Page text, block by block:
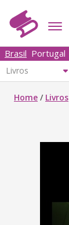
Brasil Portugal
Home / Livros